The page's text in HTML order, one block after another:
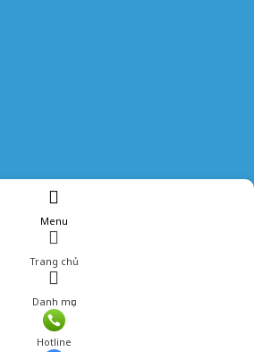
Menu
Trang chủ
Danh mục
Hotline